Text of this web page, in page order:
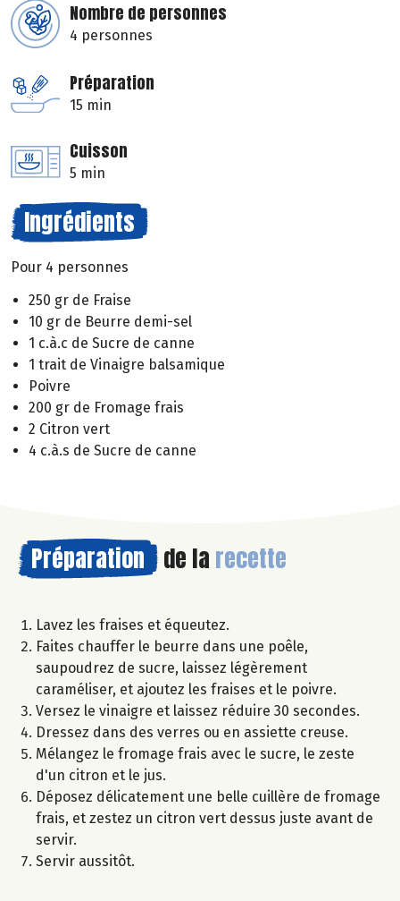
Nombre de personnes
4 personnes
Préparation
15 min
Cuisson
5 min
Ingrédients
Pour 4 personnes
250 gr de Fraise
10 gr de Beurre demi-sel
1 c.à.c de Sucre de canne
1 trait de Vinaigre balsamique
Poivre
200 gr de Fromage frais
2 Citron vert
4 c.à.s de Sucre de canne
Préparation de la recette
Lavez les fraises et équeutez.
Faites chauffer le beurre dans une poêle,
saupoudrez de sucre, laissez légèrement
caraméliser, et ajoutez les fraises et le poivre.
Versez le vinaigre et laissez réduire 30 secondes.
Dressez dans des verres ou en assiette creuse.
Mélangez le fromage frais avec le sucre, le zeste
d'un citron et le jus.
Déposez délicatement une belle cuillère de fromage
frais, et zestez un citron vert dessus juste avant de
servir.
Servir aussitôt.